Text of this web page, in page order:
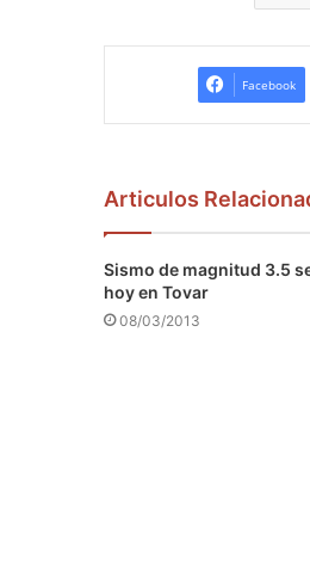
Facebook
Articulos
Sismo de magnitud 3.5
hoy en Tovar
08/03/2013